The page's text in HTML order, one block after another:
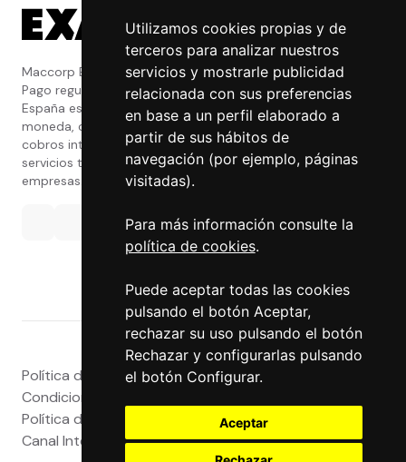
Utilizamos cookies propias y de
terceros para analizar nuestros
servicios y mostrarle publicidad
relacionada con sus preferencias
en base a un perfil elaborado a
partir de sus hábitos de
navegación (por ejemplo, páginas
visitadas).
Para más información consulte la
política de cookies.
Puede aceptar todas las cookies
pulsando el botón Aceptar,
rechazar su uso pulsando el botón
Rechazar y configurarlas pulsando
el botón Configurar.
Aceptar
Maccorp Exact Change es una Entidad de
Pago regulada y con licencia del Banco de
España especializada en cambio de
moneda, divisas, transferencias, pagos y
cobros internacionales que presta estos
servicios tanto a particulares como a
empresas.
Política de privacidad| Atención al Cliente
Condiciones de uso web
Política de Cookies
Política de Calidad
Canal Interno
| Canal Externo | Accesibilidad